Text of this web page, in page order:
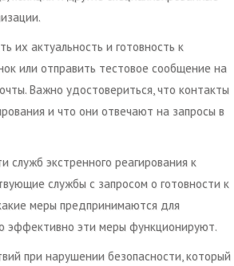
их актуальность и готовность к
или отправить тестовое сообщение на
Важно удостовериться, что контакты
и что они отвечают на запросы в
служб экстренного реагирования к
службы с запросом о готовности к
меры предпринимаются для
эффективно эти меры функционируют.
при нарушении безопасности, который